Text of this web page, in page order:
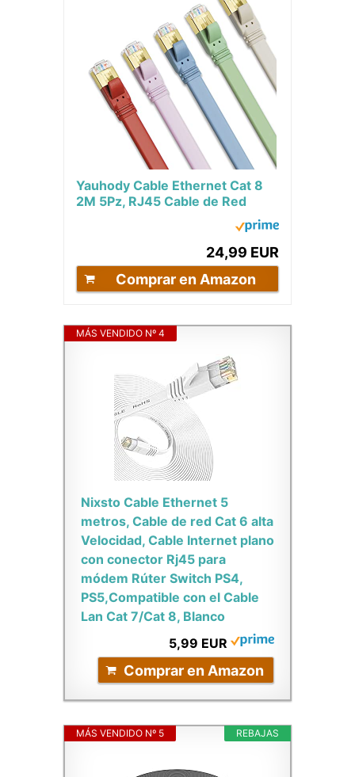
Yauhody Cable Ethernet Cat 8
2M 5Pz, RJ45 Cable de Red
Plano 40Gbps 2000MHz Gigabit
24,99 EUR
Comprar en Amazon
MÁS VENDIDO Nº 4
Nixsto Cable Ethernet 5
metros, Cable de red Cat 6 alta
Velocidad, Cable Internet plano
con conector Rj45 para
módem Rúter Switch PS4,
PS5,Compatible con el Cable
Lan Cat 7/Cat 8, Blanco
5,99 EUR
Comprar en Amazon
REBAJAS
MÁS VENDIDO Nº 5